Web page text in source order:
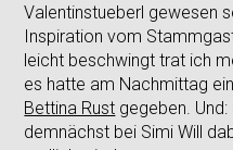
Valentinstueberl gewesen
Inspiration vom
leicht beschwingt trat ich
es hatte am Nachmittag
Bettina Rust gegeben.
demnächst bei Simi Will